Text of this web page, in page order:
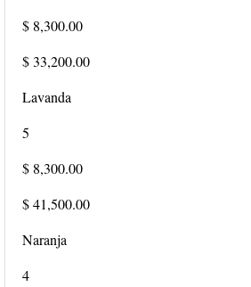
$ 8,300.00
$ 33,200.00
Lavanda
5
$ 8,300.00
$ 41,500.00
Naranja
4